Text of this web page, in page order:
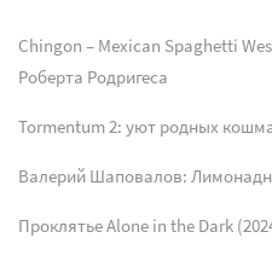
Chingon – Mexican Spaghetti
Роберта Родригеса
Tormentum 2: уют родных
Валерий Шаповалов:
Проклятье Alone in the Dark